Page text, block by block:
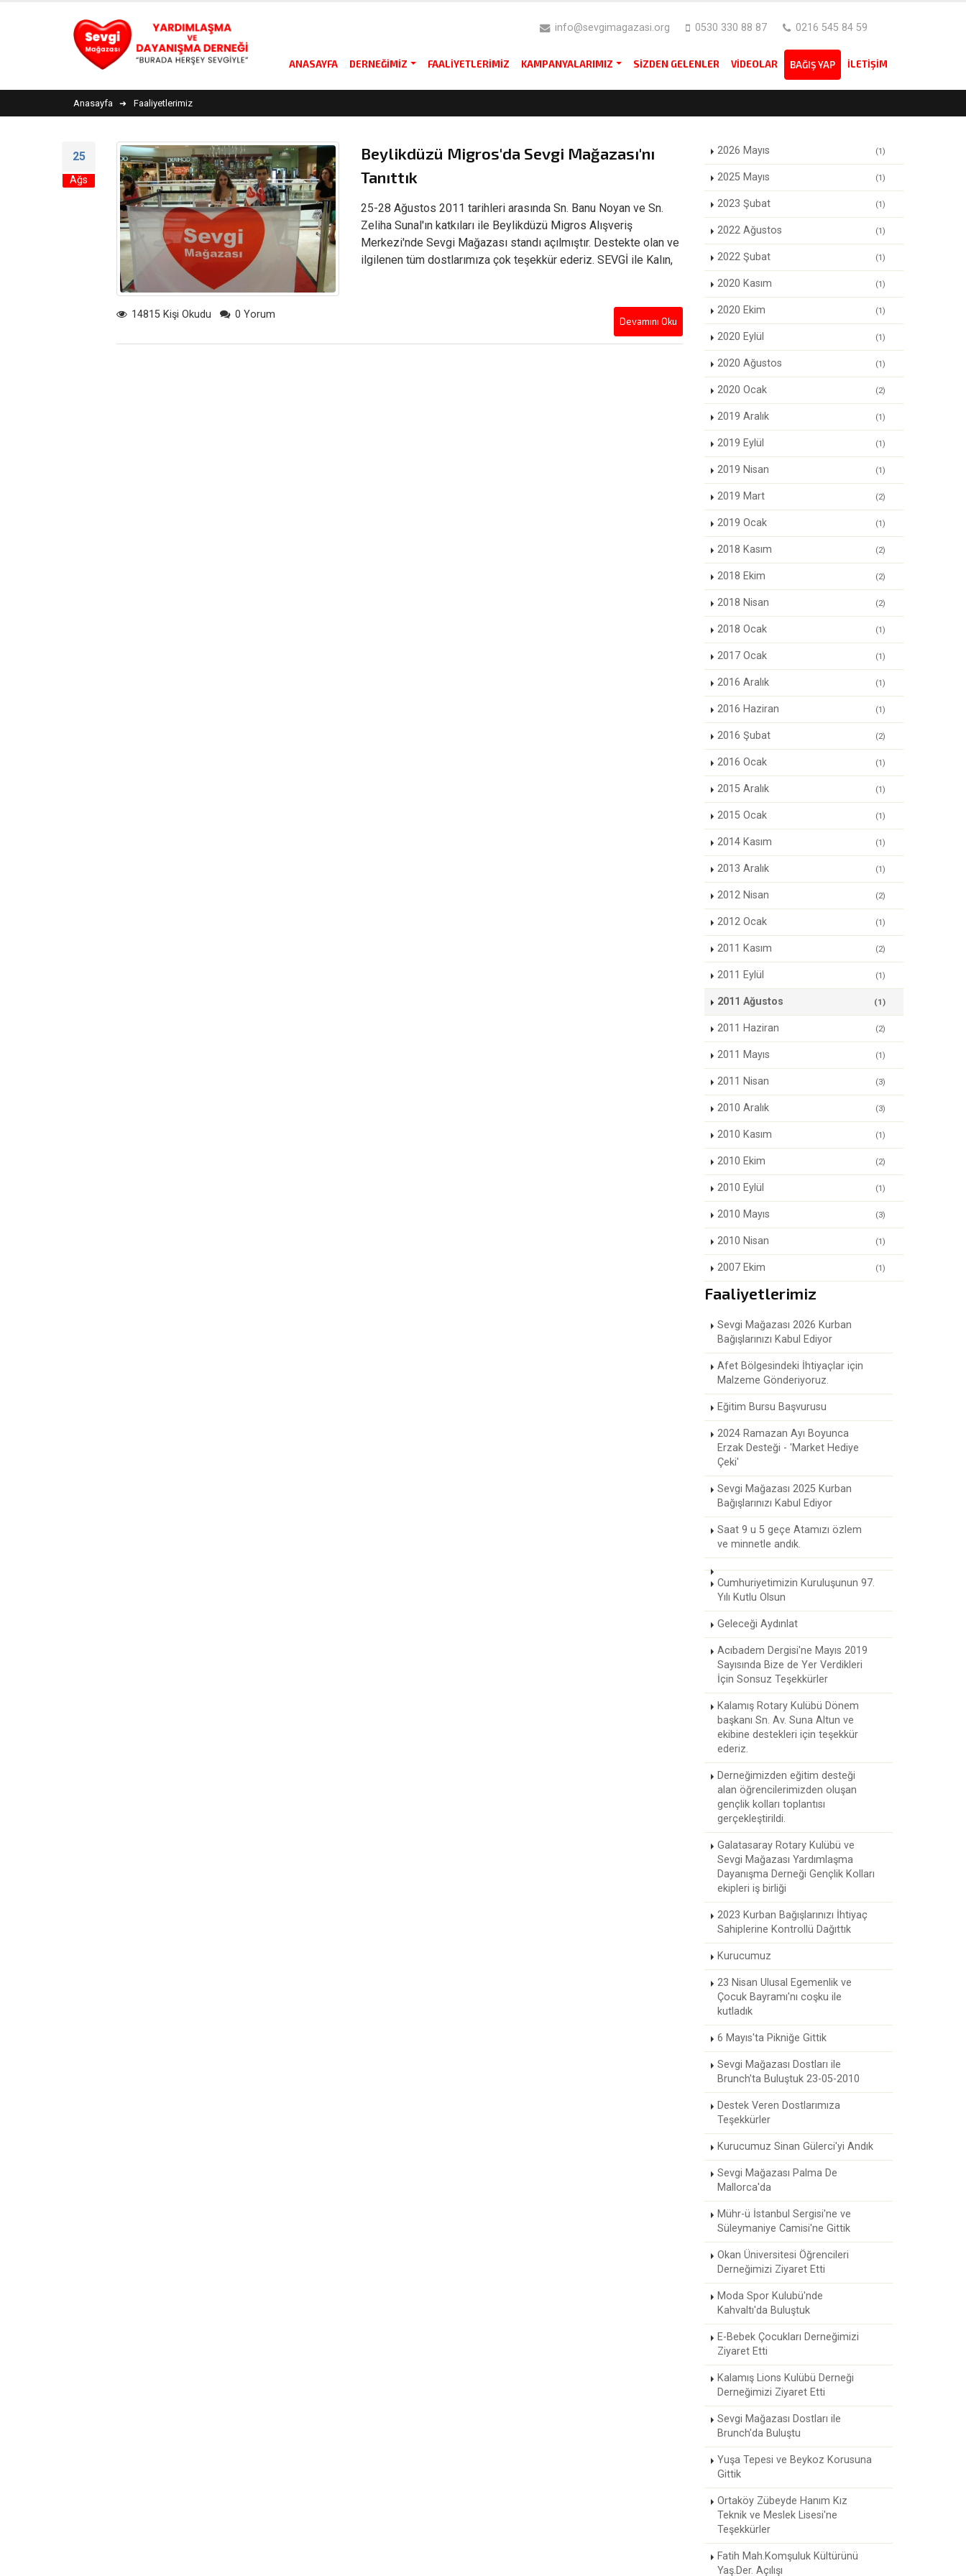
info@sevgimagazasi.org 0530 330 88 87 0216 545 84 59
ANASAYFA DERNEĞIMIZ FAALIYETLERIMIZ KAMPANYALARIMIZ SIZDEN GELENLER VIDEOLAR BAĞIŞ YAP İLETIŞIM
Anasayfa Faaliyetlerimiz
25
Ağs
Beylikdüzü Migros'da Sevgi Mağazası'nı
Tanıttık
25-28 Ağustos 2011 tarihleri arasında Sn. Banu Noyan ve Sn.
Zeliha Sunal'ın katkıları ile Beylikdüzü Migros Alışveriş
Merkezi'nde Sevgi Mağazası standı açılmıştır. Destekte olan ve
ilgilenen tüm dostlarımıza çok teşekkür ederiz. SEVGİ ile Kalın,
14815 Kişi Okudu 0 Yorum
Devamını Oku
2026 Mayıs (1)
2025 Mayıs (1)
2023 Şubat (1)
2022 Ağustos (1)
2022 Şubat (1)
2020 Kasım (1)
2020 Ekim (1)
2020 Eylül (1)
2020 Ağustos (1)
2020 Ocak (2)
2019 Aralık (1)
2019 Eylül (1)
2019 Nisan (1)
2019 Mart (2)
2019 Ocak (1)
2018 Kasım (2)
2018 Ekim (2)
2018 Nisan (2)
2018 Ocak (1)
2017 Ocak (1)
2016 Aralık (1)
2016 Haziran (1)
2016 Şubat (2)
2016 Ocak (1)
2015 Aralık (1)
2015 Ocak (1)
2014 Kasım (1)
2013 Aralık (1)
2012 Nisan (2)
2012 Ocak (1)
2011 Kasım (2)
2011 Eylül (1)
2011 Ağustos (1)
2011 Haziran (2)
2011 Mayıs (1)
2011 Nisan (3)
2010 Aralık (3)
2010 Kasım (1)
2010 Ekim (2)
2010 Eylül (1)
2010 Mayıs (3)
2010 Nisan (1)
2007 Ekim (1)
Faaliyetlerimiz
Sevgi Mağazası 2026 Kurban
Bağışlarınızı Kabul Ediyor
Afet Bölgesindeki İhtiyaçlar için
Malzeme Gönderiyoruz.
Eğitim Bursu Başvurusu
2024 Ramazan Ayı Boyunca
Erzak Desteği - 'Market Hediye
Çeki'
Sevgi Mağazası 2025 Kurban
Bağışlarınızı Kabul Ediyor
Saat 9 u 5 geçe Atamızı özlem
ve minnetle andık.
Cumhuriyetimizin Kuruluşunun 97.
Yılı Kutlu Olsun
Geleceği Aydınlat
Acıbadem Dergisi'ne Mayıs 2019
Sayısında Bize de Yer Verdikleri
İçin Sonsuz Teşekkürler
Kalamış Rotary Kulübü Dönem
başkanı Sn. Av. Suna Altun ve
ekibine destekleri için teşekkür
ederiz.
Derneğimizden eğitim desteği
alan öğrencilerimizden oluşan
gençlik kolları toplantısı
gerçekleştirildi.
Galatasaray Rotary Kulübü ve
Sevgi Mağazası Yardımlaşma
Dayanışma Derneği Gençlik Kolları
ekipleri iş birliği
2023 Kurban Bağışlarınızı İhtiyaç
Sahiplerine Kontrollü Dağıttık
Kurucumuz
23 Nisan Ulusal Egemenlik ve
Çocuk Bayramı'nı coşku ile
kutladık
6 Mayıs'ta Pikniğe Gittik
Sevgi Mağazası Dostları ile
Brunch'ta Buluştuk 23-05-2010
Destek Veren Dostlarımıza
Teşekkürler
Kurucumuz Sinan Gülerci'yi Andık
Sevgi Mağazası Palma De
Mallorca'da
Mühr-ü İstanbul Sergisi'ne ve
Süleymaniye Camisi'ne Gittik
Okan Üniversitesi Öğrencileri
Derneğimizi Ziyaret Etti
Moda Spor Kulubü'nde
Kahvaltı'da Buluştuk
E-Bebek Çocukları Derneğimizi
Ziyaret Etti
Kalamış Lions Kulübü Derneği
Derneğimizi Ziyaret Etti
Sevgi Mağazası Dostları ile
Brunch'da Buluştu
Yuşa Tepesi ve Beykoz Korusuna
Gittik
Ortaköy Zübeyde Hanım Kız
Teknik ve Meslek Lisesi'ne
Teşekkürler
Fatih Mah.Komşuluk Kültürünü
Yaş.Der. Açılışı